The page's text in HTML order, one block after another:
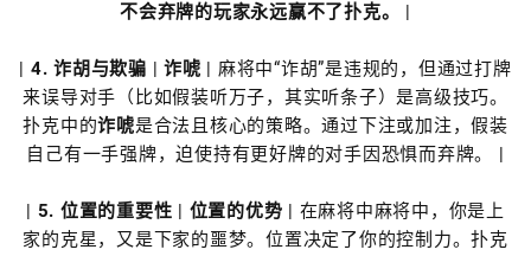
不会弃牌的玩家永远赢不了扑克。
|
| 4. 诈胡与欺骗 |诈唬 | 麻将中“诈胡”是违规的，但通过打牌
来误导对手（比如假装听万子，其实听条子）是高级技巧。
扑克中的诈唬是合法且核心的策略。通过下注或加注，假装
自己有一手强牌，迫使持有更好牌的对手因恐惧而弃牌。 |
| 5. 位置的重要性 | 位置的优势 | 在麻将中麻将中，你是上
家的克星，又是下家的噩梦。位置决定了你的控制力。扑克